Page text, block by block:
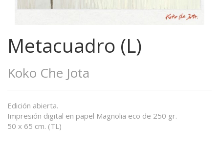
Metacuadro (L)
Koko Che Jota
Edición abierta.
Impresión digital en papel Magnolia eco de 250 gr.
50 x 65 cm. (TL)